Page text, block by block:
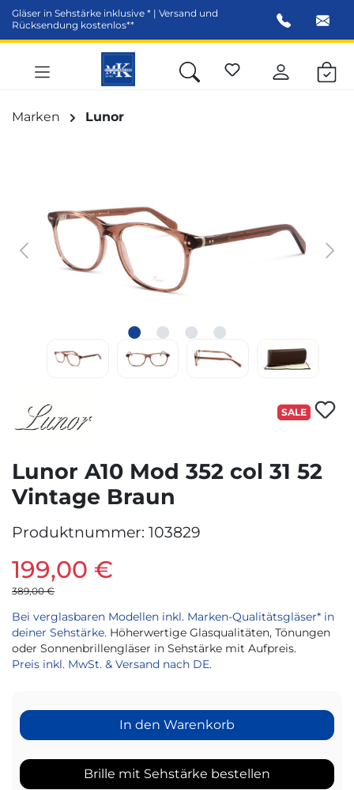
springen
Gläser in Sehstärke inklusive * | Versand und
Rücksendung kostenlos**
Marken Lunor
SALE
Lunor A10 Mod 352 col 31 52
Vintage Braun
Produktnummer: 103829
199,00 €
389,00 €
Bei verglasbaren Modellen inkl. Marken-Qualitätsgläser* in
deiner Sehstärke. Höherwertige Glasqualitäten, Tönungen
oder Sonnenbrillengläser in Sehstärke mit Aufpreis.
Preis inkl. MwSt. & Versand nach DE.
In den Warenkorb
Brille mit Sehstärke bestellen